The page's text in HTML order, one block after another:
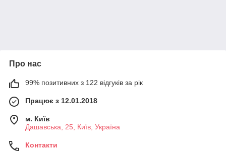
Про нас
99% позитивних з 122 відгуків за рік
Працює з 12.01.2018
м. Київ
Дашавська, 25, Київ, Україна
Контакти